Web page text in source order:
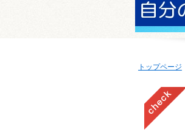
トップページ